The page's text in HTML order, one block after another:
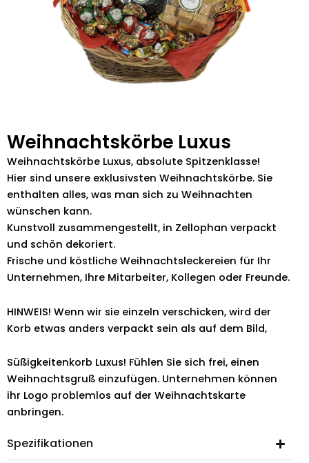
Weihnachtskörbe Luxus
Weihnachtskörbe Luxus, absolute Spitzenklasse!
Hier sind unsere exklusivsten Weihnachtskörbe. Sie
enthalten alles, was man sich zu Weihnachten
wünschen kann.
Kunstvoll zusammengestellt, in Zellophan verpackt
und schön dekoriert.
Frische und köstliche Weihnachtsleckereien für Ihr
Unternehmen, Ihre Mitarbeiter, Kollegen oder Freunde.
HINWEIS! Wenn wir sie einzeln verschicken, wird der
Korb etwas anders verpackt sein als auf dem Bild,
Süßigkeitenkorb Luxus! Fühlen Sie sich frei, einen
Weihnachtsgruß einzufügen. Unternehmen können
ihr Logo problemlos auf der Weihnachtskarte
anbringen.
Spezifikationen